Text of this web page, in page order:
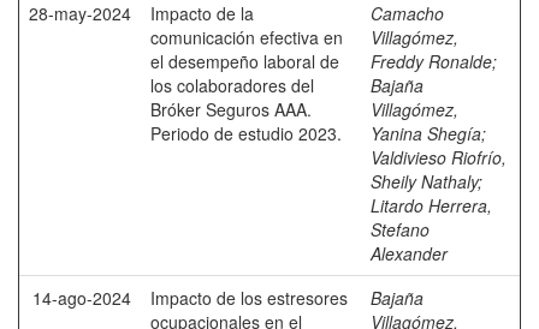
28-may-2024
Impacto de la
comunicación efectiva en
el desempeño laboral de
los colaboradores del
Bróker Seguros AAA.
Periodo de estudio 2023.
Camacho
Villagómez,
Freddy Ronalde;
Bajaña
Villagómez,
Yanina Shegía;
Valdivieso Riofrío,
Sheily Nathaly;
Litardo Herrera,
Stefano
Alexander
14-ago-2024
Impacto de los estresores
ocupacionales en el
Bajaña
Villagómez,